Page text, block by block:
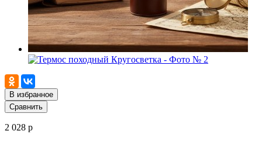
В избранное
Сравнить
2 028 р